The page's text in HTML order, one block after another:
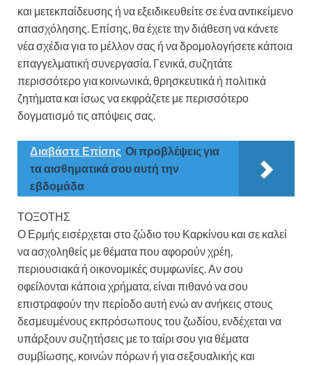
και μετεκπαίδευσης ή να εξειδικευθείτε σε ένα αντικείμενο
απασχόλησης. Επίσης, θα έχετε την διάθεση να κάνετε
νέα σχέδια για το μέλλον σας ή να δρομολογήσετε κάποια
επαγγελματική συνεργασία. Γενικά, συζητάτε
περισσότερο για κοινωνικά, θρησκευτικά ή πολιτικά
ζητήματα και ίσως να εκφράζετε με περισσότερο
δογματισμό τις απόψεις σας.
Διαβάστε Επίσης Οι προβλέψεις για
τα αισθηματικά σου αυτή την
εβδομάδα
ΤΟΞΟΤΗΣ
Ο Ερμής εισέρχεται στο ζώδιο του Καρκίνου και σε καλεί
να ασχοληθείς με θέματα που αφορούν χρέη,
περιουσιακά ή οικονομικές συμφωνίες. Αν σου
οφείλονται κάποια χρήματα, είναι πιθανό να σου
επιστραφούν την περίοδο αυτή ενώ αν ανήκεις στους
δεσμευμένους εκπρόσωπους του ζωδίου, ενδέχεται να
υπάρξουν συζητήσεις με το ταίρι σου για θέματα
συμβίωσης, κοινών πόρων ή για σεξουαλικής και